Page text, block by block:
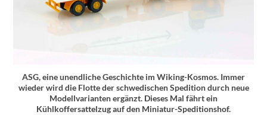
ASG, eine unendliche Geschichte im Wiking-Kosmos. Immer
wieder wird die Flotte der schwedischen Spedition durch neue
Modellvarianten ergänzt. Dieses Mal fährt ein
Kühlkoffersattelzug auf den Miniatur-Speditionshof.